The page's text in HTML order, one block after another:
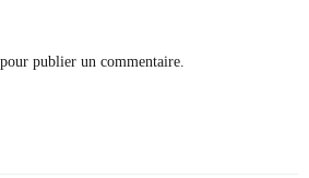
pour publier un commentaire.